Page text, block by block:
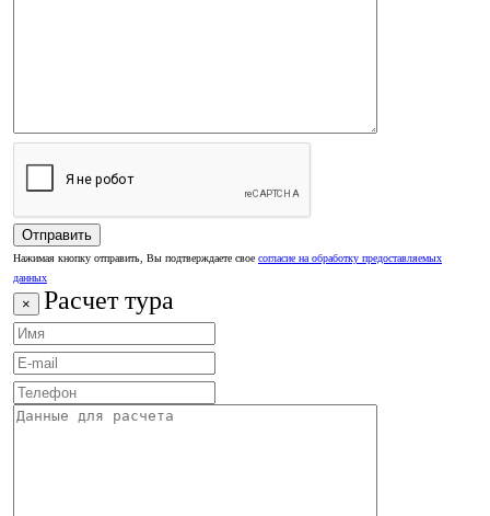
Нажимая кнопку отправить, Вы подтверждаете свое согласие на обработку предоставляемых
данных
× Расчет тура